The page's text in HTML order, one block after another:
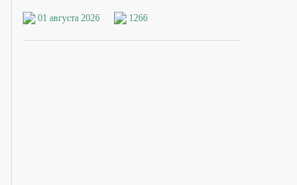
01 августа 2026 1266